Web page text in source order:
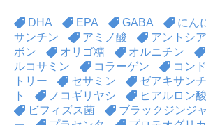
DHA EPA GABA にん
サンチン
アミノ酸 アントシ
ボン
オリゴ糖 オルニチン
ルコサミン
コラーゲン コン
トリー
セサミン ゼアキサン
ト
ノコギリヤシ ヒアルロン酸
ビフィズス菌
ブラックジンジ